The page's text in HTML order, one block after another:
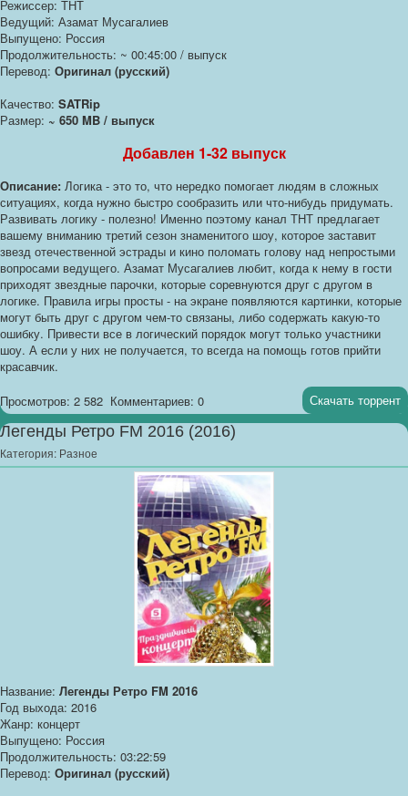
Режиссер: ТНТ
Ведущий: Азамат Мусагалиев
Выпущено: Россия
Продолжительность: ~ 00:45:00 / выпуск
Перевод: Оригинал (русский)
Качество: SATRip
Размер: ~ 650 MB / выпуск
Добавлен 1-32 выпуск
Описание: Логика - это то, что нередко помогает людям в сложных
ситуациях, когда нужно быстро сообразить или что-нибудь придумать.
Развивать логику - полезно! Именно поэтому канал ТНТ предлагает
вашему вниманию третий сезон знаменитого шоу, которое заставит
звезд отечественной эстрады и кино поломать голову над непростыми
вопросами ведущего. Азамат Мусагалиев любит, когда к нему в гости
приходят звездные парочки, которые соревнуются друг с другом в
логике. Правила игры просты - на экране появляются картинки, которые
могут быть друг с другом чем-то связаны, либо содержать какую-то
ошибку. Привести все в логический порядок могут только участники
шоу. А если у них не получается, то всегда на помощь готов прийти
красавчик.
Просмотров: 2 582 Комментариев: 0 Скачать торрент
Легенды Ретро FM 2016 (2016)
Категория: Разное
Название: Легенды Ретро FM 2016
Год выхода: 2016
Жанр: концерт
Выпущено: Россия
Продолжительность: 03:22:59
Перевод: Оригинал (русский)